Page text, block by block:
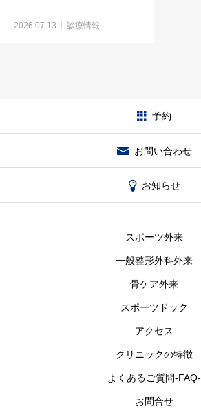
2026.07.13 診療情報
予約
お問い合わせ
お知らせ
スポーツ外来
一般整形外科外来
骨ケア外来
スポーツドック
アクセス
クリニックの特徴
よくあるご質問-FAQ-
お問合せ